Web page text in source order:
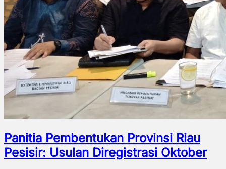
Panitia Pembentukan Provinsi Riau
Pesisir: Usulan Diregistrasi Oktober